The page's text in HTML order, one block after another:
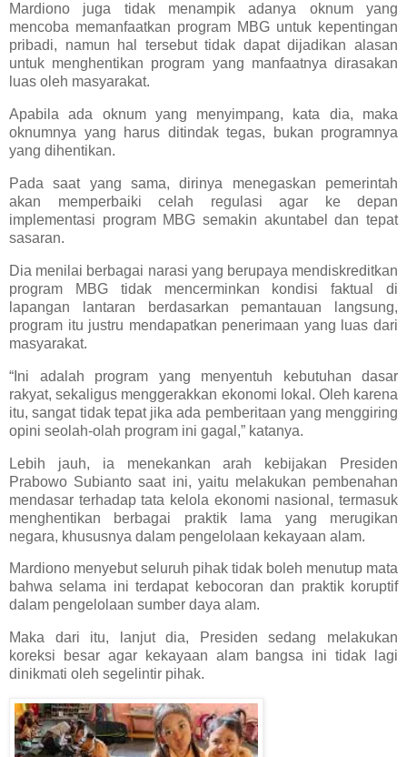
Mardiono juga tidak menampik adanya oknum yang
mencoba memanfaatkan program MBG untuk kepentingan
pribadi, namun hal tersebut tidak dapat dijadikan alasan
untuk menghentikan program yang manfaatnya dirasakan
luas oleh masyarakat.
Apabila ada oknum yang menyimpang, kata dia, maka
oknumnya yang harus ditindak tegas, bukan programnya
yang dihentikan.
Pada saat yang sama, dirinya menegaskan pemerintah
akan memperbaiki celah regulasi agar ke depan
implementasi program MBG semakin akuntabel dan tepat
sasaran.
Dia menilai berbagai narasi yang berupaya mendiskreditkan
program MBG tidak mencerminkan kondisi faktual di
lapangan lantaran berdasarkan pemantauan langsung,
program itu justru mendapatkan penerimaan yang luas dari
masyarakat.
“Ini adalah program yang menyentuh kebutuhan dasar
rakyat, sekaligus menggerakkan ekonomi lokal. Oleh karena
itu, sangat tidak tepat jika ada pemberitaan yang menggiring
opini seolah-olah program ini gagal,” katanya.
Lebih jauh, ia menekankan arah kebijakan Presiden
Prabowo Subianto saat ini, yaitu melakukan pembenahan
mendasar terhadap tata kelola ekonomi nasional, termasuk
menghentikan berbagai praktik lama yang merugikan
negara, khususnya dalam pengelolaan kekayaan alam.
Mardiono menyebut seluruh pihak tidak boleh menutup mata
bahwa selama ini terdapat kebocoran dan praktik koruptif
dalam pengelolaan sumber daya alam.
Maka dari itu, lanjut dia, Presiden sedang melakukan
koreksi besar agar kekayaan alam bangsa ini tidak lagi
dinikmati oleh segelintir pihak.